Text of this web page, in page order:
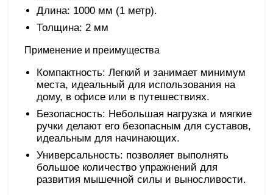
Длина: 1000 мм (1 метр).
Толщина: 2 мм
Применение и преимущества
Компактность: Легкий и занимает минимум
места, идеальный для использования на
дому, в офисе или в путешествиях.
Безопасность: Небольшая нагрузка и мягкие
ручки делают его безопасным для суставов,
идеальным для начинающих.
Универсальность: позволяет выполнять
большое количество упражнений для
развития мышечной силы и выносливости.